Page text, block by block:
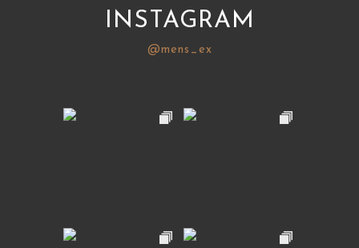
INSTAGRAM
@mens_ex